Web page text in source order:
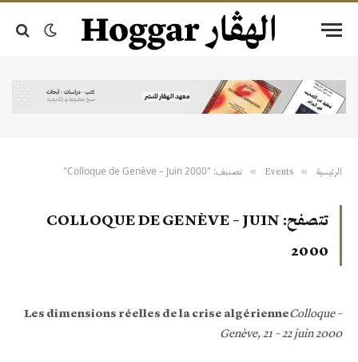
الرئيسية »
Events
» تصنيف: "Colloque de Genève – Juin 2000"
تتصفح: COLLOQUE DE GENÈVE – JUIN
2000
Les dimensions réelles de la crise algérienneColloque –
Genève, 21 – 22 juin 2000